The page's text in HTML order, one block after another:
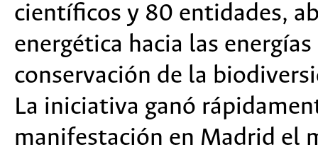
científicos y 80 entidades,
energética hacia las
conservación de la
La iniciativa ganó
manifestación en Madrid el